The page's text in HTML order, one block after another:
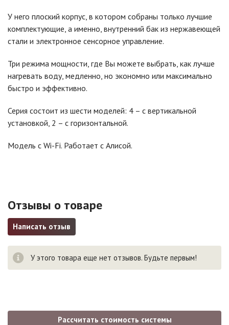
У него плоский корпус, в котором собраны только лучшие
комплектующие, а именно, внутренний бак из нержавеющей
стали и электронное сенсорное управление.
Три режима мощности, где Вы можете выбрать, как лучше
нагревать воду, медленно, но экономно или максимально
быстро и эффективно.
Серия состоит из шести моделей: 4 – с вертикальной
установкой, 2 – с горизонтальной.
Модель с Wi-Fi. Работает с Алисой.
Отзывы о товаре
Написать отзыв
У этого товара еще нет отзывов. Будьте первым!
Рассчитать стоимость системы